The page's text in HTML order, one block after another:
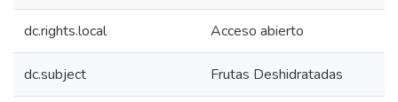
dc.rights.local Acceso abierto
dc.subject Frutas Deshidratadas